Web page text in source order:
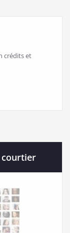
crédits et
courtier